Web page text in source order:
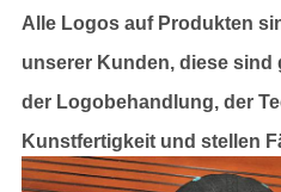
Alle Logos auf Produkten
unserer Kunden, diese sind
der Logobehandlung, der
Kunstfertigkeit und stellen